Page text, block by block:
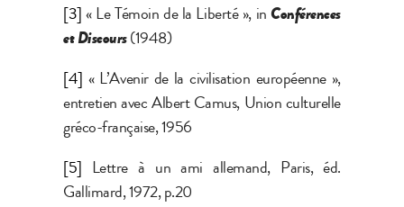
[3]« Le Témoin de la Liberté », inConférences
et Discours(1948)
[4] « L’Avenir de la civilisation européenne »,
entretien avec Albert Camus, Union culturelle
gréco-française, 1956
[5] Lettre à un ami allemand, Paris, éd.
Gallimard, 1972, p.20